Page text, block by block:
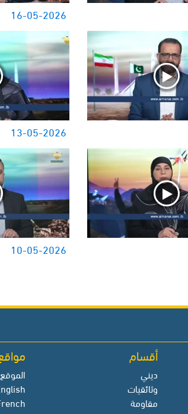
16-05-2026
13-05-2026
10-05-2026
أقسام
ديني
وثائقيات
مقاومة